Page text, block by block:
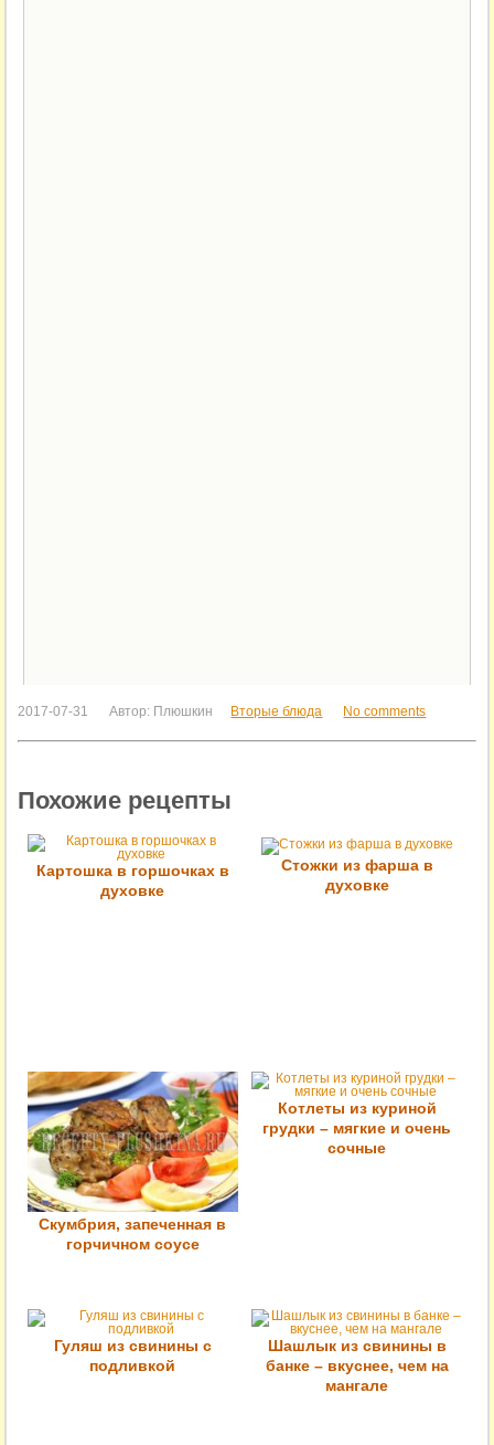
2017-07-31 Автор: Плюшкин Вторые блюда No comments
Похожие рецепты
Картошка в горшочках в
духовке
Стожки из фарша в
духовке
Скумбрия, запеченная в
горчичном соусе
Котлеты из куриной
грудки – мягкие и очень
сочные
Гуляш из свинины с
подливкой
Шашлык из свинины в
банке – вкуснее, чем на
мангале